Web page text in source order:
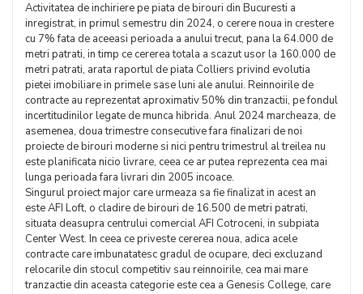
Activitatea de inchiriere pe piata de birouri din Bucuresti a
inregistrat, in primul semestru din 2024, o cerere noua in crestere
cu 7% fata de aceeasi perioada a anului trecut, pana la 64.000 de
metri patrati, in timp ce cererea totala a scazut usor la 160.000 de
metri patrati, arata raportul de piata Colliers privind evolutia
pietei imobiliare in primele sase luni ale anului. Reinnoirile de
contracte au reprezentat aproximativ 50% din tranzactii, pe fondul
incertitudinilor legate de munca hibrida. Anul 2024 marcheaza, de
asemenea, doua trimestre consecutive fara finalizari de noi
proiecte de birouri moderne si nici pentru trimestrul al treilea nu
este planificata nicio livrare, ceea ce ar putea reprezenta cea mai
lunga perioada fara livrari din 2005 incoace.
Singurul proiect major care urmeaza sa fie finalizat in acest an
este AFI Loft, o cladire de birouri de 16.500 de metri patrati,
situata deasupra centrului comercial AFI Cotroceni, in subpiata
Center West. In ceea ce priveste cererea noua, adica acele
contracte care imbunatatesc gradul de ocupare, deci excluzand
relocarile din stocul competitiv sau reinnoirile, cea mai mare
tranzactie din aceasta categorie este cea a Genesis College, care